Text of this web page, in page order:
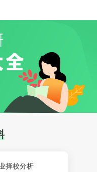
择校分析